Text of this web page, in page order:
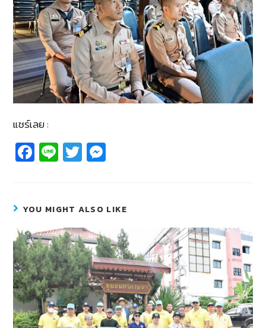
แชร์เลย :
Fa
c
b
o
o
k
Li
n
T
wi
er e
g
er
YOU MIGHT ALSO LIKE